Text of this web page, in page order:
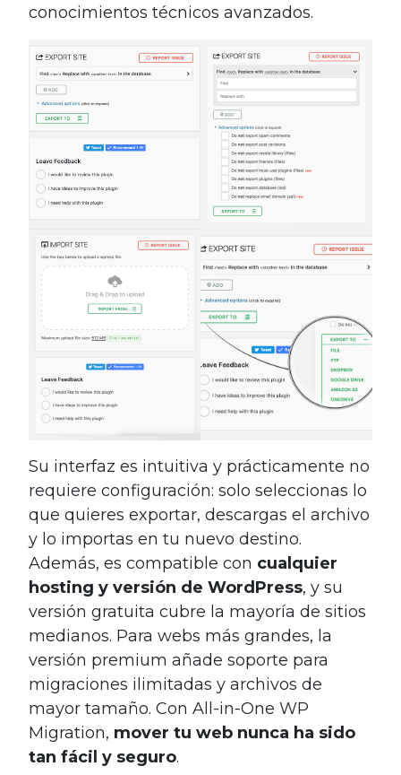
conocimientos técnicos avanzados.
Su interfaz es intuitiva y prácticamente no
requiere configuración: solo seleccionas lo
que quieres exportar, descargas el archivo
y lo importas en tu nuevo destino.
Además, es compatible con cualquier
hosting y versión de WordPress, y su
versión gratuita cubre la mayoría de sitios
medianos. Para webs más grandes, la
versión premium añade soporte para
migraciones ilimitadas y archivos de
mayor tamaño. Con All-in-One WP
Migration, mover tu web nunca ha sido
tan fácil y seguro.